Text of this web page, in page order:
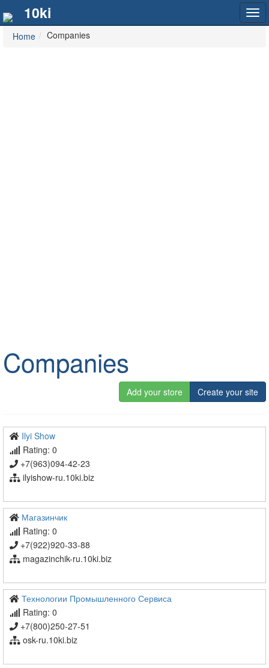
10ki
Home Companies
Companies
Add your store Create your site
Ilyi Show
Rating: 0
+7(963)094-42-23
ilyishow-ru.10ki.biz
Магазинчик
Rating: 0
+7(922)920-33-88
magazinchik-ru.10ki.biz
Технологии Промышленного Сервиса
Rating: 0
+7(800)250-27-51
osk-ru.10ki.biz